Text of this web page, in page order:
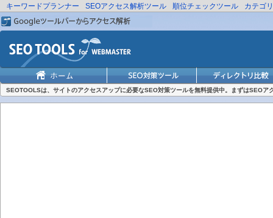
キーワードプランナー SEOアクセス解析ツール 順位チェックツール カテゴ
SEOTOOLSは、サイトのアクセスアップに必要なSEO対策ツールを無料提供中。まずはSEOア